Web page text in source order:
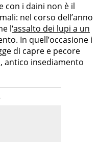
con i daini non è il
nel corso dell’anno
l‘assalto dei lupi a un
In quell’occasione i
di capre e pecore
antico insediamento